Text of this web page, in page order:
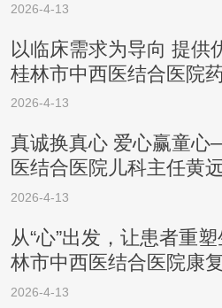
2026-4-13
以临床需求为导向 提
桂林市中西医结合医院
2026-4-13
真诚换真心 爱心赢童
医结合医院儿科主任黄
2026-4-13
从“心”出发，让患者重
林市中西医结合医院康
2026-4-13